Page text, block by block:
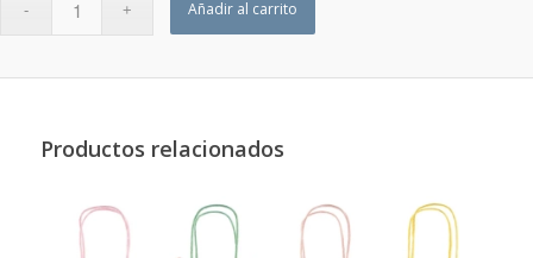
Añadir al carrito
Productos relacionados